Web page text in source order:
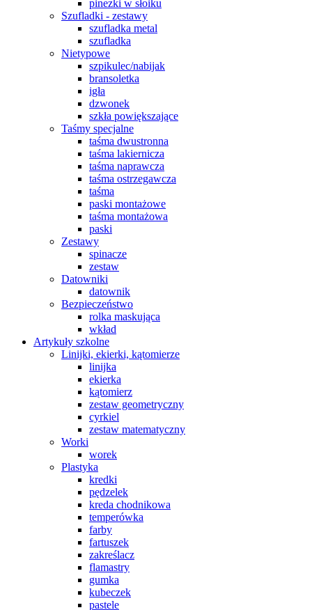
pinezki w słoiku
Szufladki - zestawy
szufladka metal
szufladka
Nietypowe
szpikulec/nabijak
bransoletka
igła
dzwonek
szkła powiększające
Taśmy specjalne
taśma dwustronna
taśma lakiernicza
taśma naprawcza
taśma ostrzegawcza
taśma
paski montażowe
taśma montażowa
paski
Zestawy
spinacze
zestaw
Datowniki
datownik
Bezpieczeństwo
rolka maskująca
wkład
Artykuły szkolne
Linijki, ekierki, kątomierze
linijka
ekierka
kątomierz
zestaw geometryczny
cyrkiel
zestaw matematyczny
Worki
worek
Plastyka
kredki
pędzelek
kreda chodnikowa
temperówka
farby
fartuszek
zakreślacz
flamastry
gumka
kubeczek
pastele